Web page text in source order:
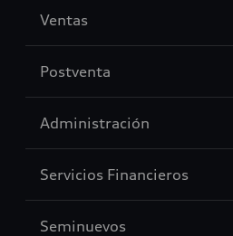
VentasSección
Postventa
Administración
Servicios FinancierosSección
SeminuevosSección